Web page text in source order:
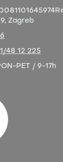
Zagreb
48 12 225
PET / 9-17h